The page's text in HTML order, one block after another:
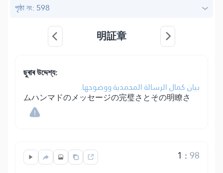
পৃষ্ঠা নং: 598
明証章
ছুৰাৰ উদ্দেশ্য:
بيان كمال الرسالة المحمدية ووضوحها.
ムハンマドのメッセージの完璧さとその明瞭さ
1 :98